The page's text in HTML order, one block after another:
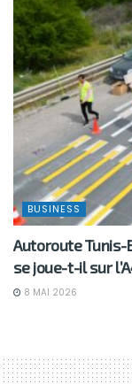
BUSINESS
Autoroute
se joue-t-il sur
8 MAI 2026